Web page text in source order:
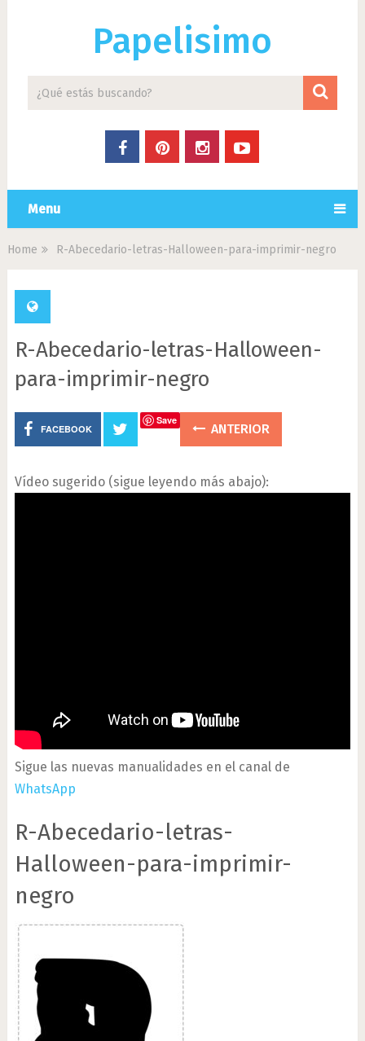
Papelisimo
Menu
Home R-Abecedario-letras-Halloween-para-imprimir-negro
R-Abecedario-letras-Halloween-
para-imprimir-negro
FACEBOOK
Save
ANTERIOR
Vídeo sugerido (sigue leyendo más abajo):
Sigue las nuevas manualidades en el canal de
WhatsApp
R-Abecedario-letras-
Halloween-para-imprimir-
negro